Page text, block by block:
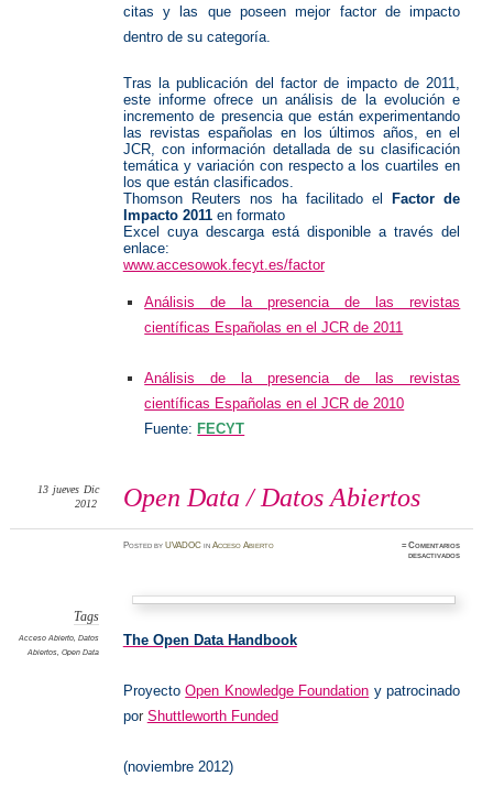
citas y las que poseen mejor factor de impacto
dentro de su categoría.
Tras la publicación del factor de impacto de 2011,
este informe ofrece un análisis de la evolución e
incremento de presencia que están experimentando
las revistas españolas en los últimos años, en el
JCR, con información detallada de su clasificación
temática y variación con respecto a los cuartiles en
los que están clasificados.
Thomson Reuters nos ha facilitado el
Factor de
Impacto 2011en formato
Excel cuya descarga está disponible a través del
enlace:
www.accesowok.fecyt.es/factor
Análisis de la presencia de las revistas
científicas Españolas en el JCR de 2011
Análisis de la presencia de las revistas
científicas Españolas en el JCR de 2010
Fuente: FECYT
Open Data / Datos Abiertos
13 jueves Dic
2012
PostedbyUVADOC inAcceso Abierto ≈Comentarios
desactivadosen
Tags
Acceso Abierto, Datos
Abiertos, Open Data
The Open Data Handbook
Proyecto Open Knowledge Foundation y patrocinado
por Shuttleworth Funded
(noviembre 2012)